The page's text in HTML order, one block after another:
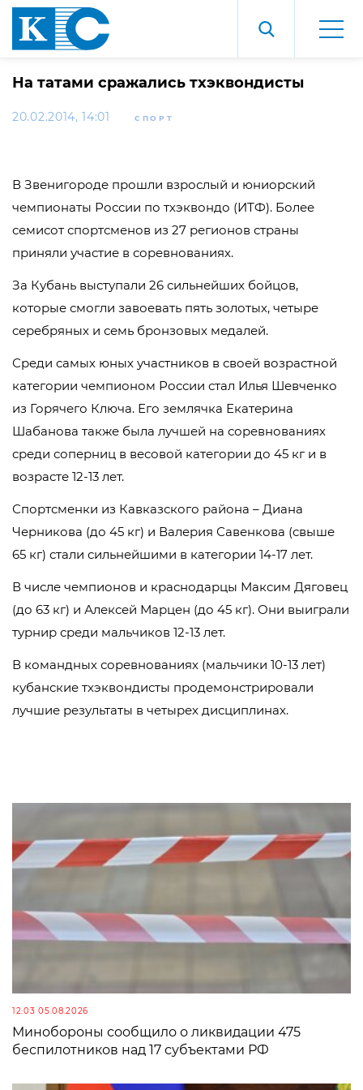
На татами сражались тхэквондисты
20.02.2014, 14:01 СПОРТ
В Звенигороде прошли взрослый и юниорский
чемпионаты России по тхэквондо (ИТФ). Более
семисот спортсменов из 27 регионов страны
приняли участие в соревнованиях.
За Кубань выступали 26 сильнейших бойцов,
которые смогли завоевать пять золотых, четыре
серебряных и семь бронзовых медалей.
Среди самых юных участников в своей возрастной
категории чемпионом России стал Илья Шевченко
из Горячего Ключа. Его землячка Екатерина
Шабанова также была лучшей на соревнованиях
среди соперниц в весовой категории до 45 кг и в
возрасте 12-13 лет.
Спортсменки из Кавказского района – Диана
Черникова (до 45 кг) и Валерия Савенкова (свыше
65 кг) стали сильнейшими в категории 14-17 лет.
В числе чемпионов и краснодарцы Максим Дяговец
(до 63 кг) и Алексей Марцен (до 45 кг). Они выиграли
турнир среди мальчиков 12-13 лет.
В командных соревнованиях (мальчики 10-13 лет)
кубанские тхэквондисты продемонстрировали
лучшие результаты в четырех дисциплинах.
12:03 05.08.2026
Минобороны сообщило о ликвидации 475
беспилотников над 17 субъектами РФ